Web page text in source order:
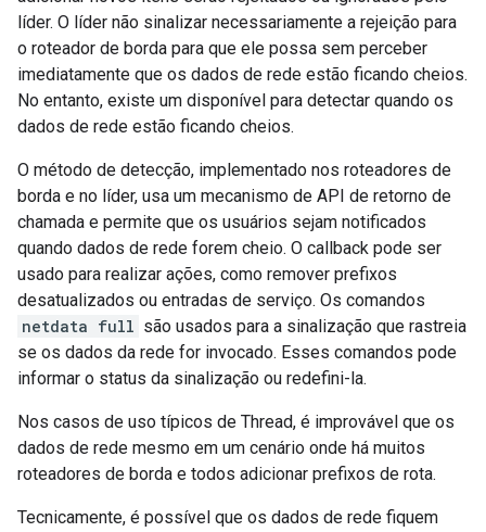
líder. O líder não sinalizar necessariamente a rejeição para
o roteador de borda para que ele possa sem perceber
imediatamente que os dados de rede estão ficando cheios.
No entanto, existe um disponível para detectar quando os
dados de rede estão ficando cheios.
O método de detecção, implementado nos roteadores de
borda e no líder, usa um mecanismo de API de retorno de
chamada e permite que os usuários sejam notificados
quando dados de rede forem cheio. O callback pode ser
usado para realizar ações, como remover prefixos
desatualizados ou entradas de serviço. Os comandos
netdata full são usados para a sinalização que rastreia
se os dados da rede for invocado. Esses comandos pode
informar o status da sinalização ou redefini-la.
Nos casos de uso típicos de Thread, é improvável que os
dados de rede mesmo em um cenário onde há muitos
roteadores de borda e todos adicionar prefixos de rota.
Tecnicamente, é possível que os dados de rede fiquem